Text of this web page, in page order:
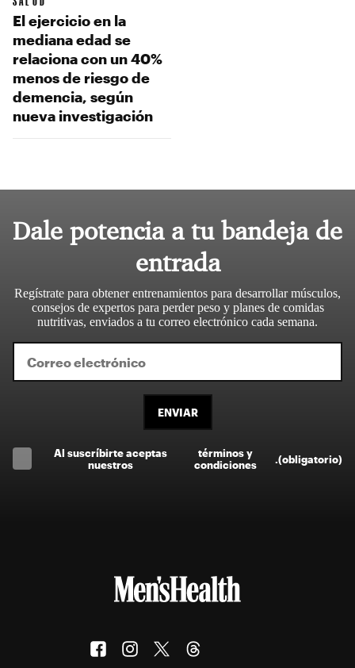
El ejercicio en la
mediana edad se
relaciona con un 40%
menos de riesgo de
demencia, según
nueva investigación
Dale potencia a tu bandeja de
entrada
Regístrate para obtener entrenamientos para desarrollar músculos,
consejos de expertos para perder peso y planes de comidas
nutritivas, enviados a tu correo electrónico cada semana.
ENVIAR
Al suscríbirte aceptas
nuestros
términos y
condiciones
(obligatorio)